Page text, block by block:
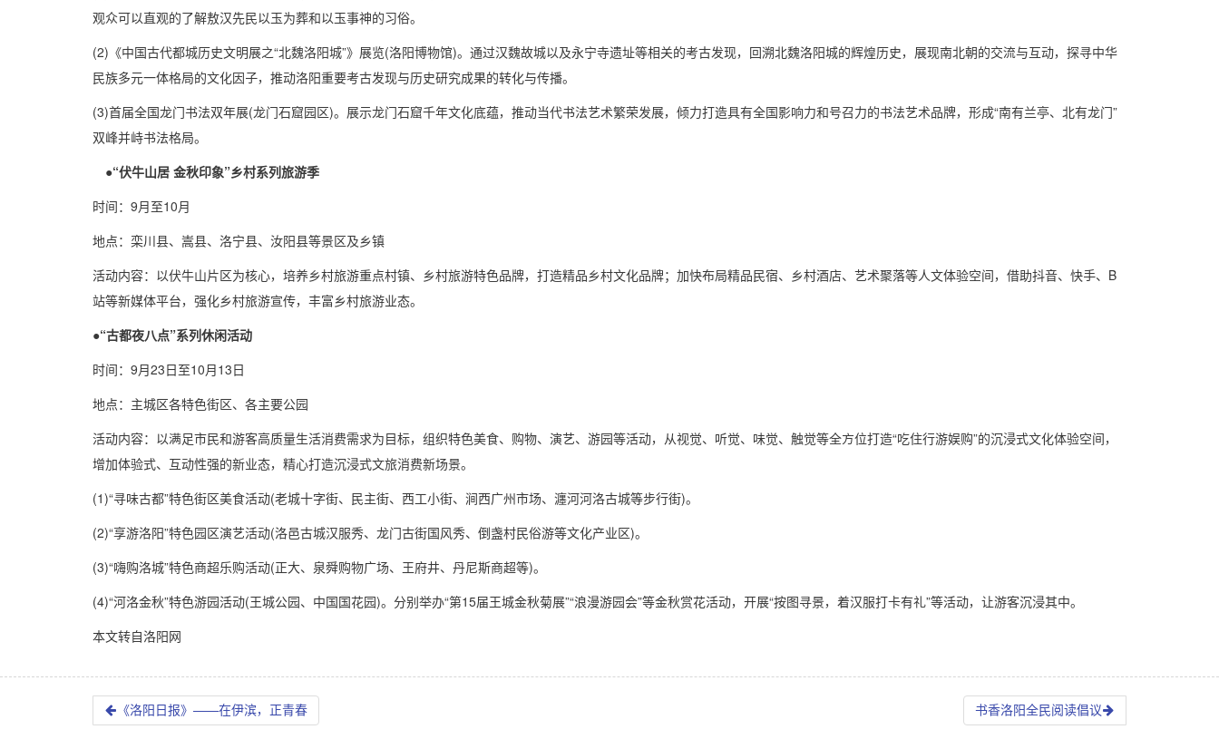
观众可以直观的了解敖汉先民以玉为葬和以玉事神的习俗。
(2)《中国古代都城历史文明展之“北魏洛阳城”》展览(洛阳博物馆)。通过汉魏故城以及永宁寺遗址等相关的考古发现，回溯北魏洛阳城的辉煌历史，展现南北朝的交流与互动，探寻中华
民族多元一体格局的文化因子，推动洛阳重要考古发现与历史研究成果的转化与传播。
(3)首届全国龙门书法双年展(龙门石窟园区)。展示龙门石窟千年文化底蕴，推动当代书法艺术繁荣发展，倾力打造具有全国影响力和号召力的书法艺术品牌，形成“南有兰亭、北有龙门”
双峰并峙书法格局。
●“伏牛山居 金秋印象”乡村系列旅游季
时间：9月至10月
地点：栾川县、嵩县、洛宁县、汝阳县等景区及乡镇
活动内容：以伏牛山片区为核心，培养乡村旅游重点村镇、乡村旅游特色品牌，打造精品乡村文化品牌；加快布局精品民宿、乡村酒店、艺术聚落等人文体验空间，借助抖音、快手、B
站等新媒体平台，强化乡村旅游宣传，丰富乡村旅游业态。
●“古都夜八点”系列休闲活动
时间：9月23日至10月13日
地点：主城区各特色街区、各主要公园
活动内容：以满足市民和游客高质量生活消费需求为目标，组织特色美食、购物、演艺、游园等活动，从视觉、听觉、味觉、触觉等全方位打造“吃住行游娱购”的沉浸式文化体验空间，
增加体验式、互动性强的新业态，精心打造沉浸式文旅消费新场景。
(1)“寻味古都”特色街区美食活动(老城十字街、民主街、西工小街、涧西广州市场、瀍河河洛古城等步行街)。
(2)“享游洛阳”特色园区演艺活动(洛邑古城汉服秀、龙门古街国风秀、倒盏村民俗游等文化产业区)。
(3)“嗨购洛城”特色商超乐购活动(正大、泉舜购物广场、王府井、丹尼斯商超等)。
(4)“河洛金秋”特色游园活动(王城公园、中国国花园)。分别举办“第15届王城金秋菊展”“浪漫游园会”等金秋赏花活动，开展“按图寻景，着汉服打卡有礼”等活动，让游客沉浸其中。
本文转自洛阳网
《洛阳日报》——在伊滨，正青春 书香洛阳全民阅读倡议